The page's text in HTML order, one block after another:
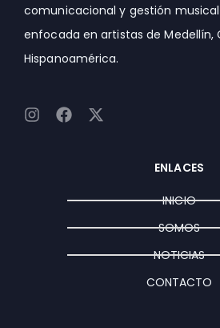
comunicacional y gestión
enfocada en artistas de Medellín,
Hispanoamérica.
I
F
k
X
e
ENLACES
INICIO
SOMOS
NOTICIAS
CONTACTO